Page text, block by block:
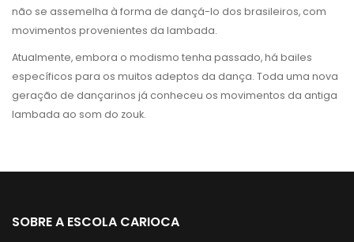
não se assemelha à forma de dançá-lo dos brasileiros, com
movimentos provenientes da lambada.
Atualmente, embora o modismo tenha passado, há bailes
específicos para os muitos adeptos da dança. Toda uma nova
geração de dançarinos já conheceu os movimentos da antiga
lambada ao som do zouk.
SOBRE A ESCOLA CARIOCA